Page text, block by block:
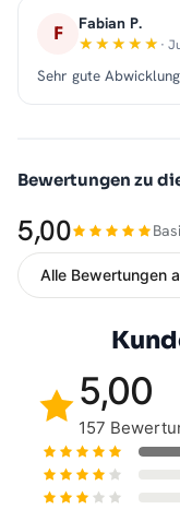
F Fabian P.
·
Sehr gute
Bewertungen zu
5,00
Alle Bewertungen
5,00
157